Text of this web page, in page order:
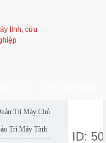
Trị Máy Chủ
Trì Máy Tính
user với ID: 50